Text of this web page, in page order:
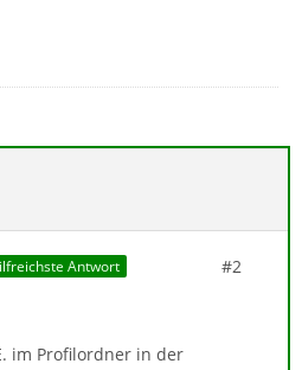
Antwort #2
im Profilordner in der